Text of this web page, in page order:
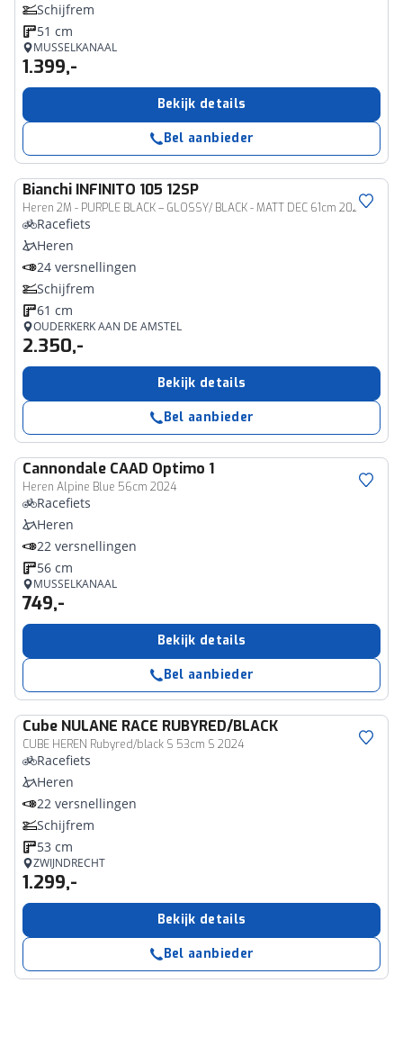
Schijfrem
51 cm
MUSSELKANAAL
1.399,-
Bekijk details
Bel aanbieder
Bianchi INFINITO 105 12SP
Heren 2M - PURPLE BLACK – GLOSSY/ BLACK - MATT DEC 61cm 2026
Racefiets
Heren
24 versnellingen
Schijfrem
61 cm
OUDERKERK AAN DE AMSTEL
2.350,-
Bekijk details
Bel aanbieder
Cannondale CAAD Optimo 1
Heren Alpine Blue 56cm 2024
Racefiets
Heren
22 versnellingen
56 cm
MUSSELKANAAL
749,-
Bekijk details
Bel aanbieder
Cube NULANE RACE RUBYRED/BLACK
CUBE HEREN Rubyred/black S 53cm S 2024
Racefiets
Heren
22 versnellingen
Schijfrem
53 cm
ZWIJNDRECHT
1.299,-
Bekijk details
Bel aanbieder